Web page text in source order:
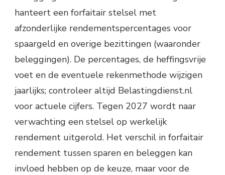
hanteert een forfaitair stelsel met
afzonderlijke rendementspercentages voor
spaargeld en overige bezittingen (waaronder
beleggingen). De percentages, de heffingsvrije
voet en de eventuele rekenmethode wijzigen
jaarlijks; controleer altijd Belastingdienst.nl
voor actuele cijfers. Tegen 2027 wordt naar
verwachting een stelsel op werkelijk
rendement uitgerold. Het verschil in forfaitair
rendement tussen sparen en beleggen kan
invloed hebben op de keuze, maar voor de